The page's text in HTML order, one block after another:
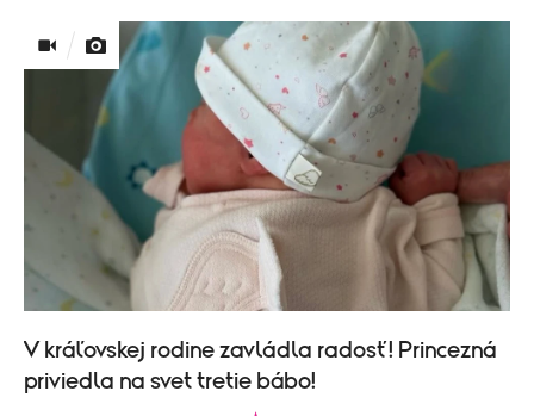
V kráľovskej rodine zavládla radosť! Princezná
priviedla na svet tretie bábo!